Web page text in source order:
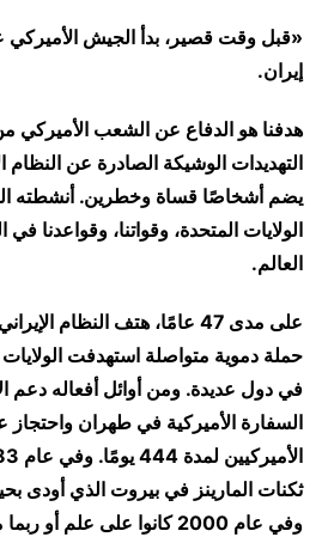
«قبل وقت قصير، بدأ الجيش الأميركي
إيران.
هدفنا هو الدفاع عن الشعب الأميركي
التهديدات الوشيكة الصادرة عن
يضم أشخاصًا قساة وخطرين. أنشطته
الولايات المتحدة، وقواتنا، وقواعدنا
العالم.
على مدى 47 عامًا، هتف النظام
حملة دموية متواصلة استهدفت الولايات
في دول عديدة. ومن أوائل أفعاله دعم
السفارة الأميركية في طهران واحتجاز
وفي عام 2000 كانوا على